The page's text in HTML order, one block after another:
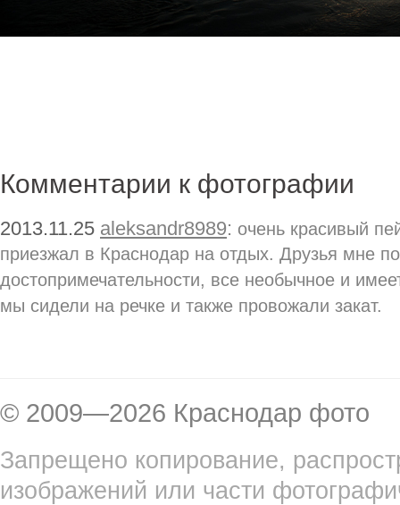
Комментарии к фотографии
2013.11.25 aleksandr8989: очень красивый
приезжал в Краснодар на отдых. Друзья мне
достопримечательности, все необычное и
мы сидели на речке и также провожали закат.
© 2009—2026 Краснодар фото
Запрещено копирование,
изображений или части